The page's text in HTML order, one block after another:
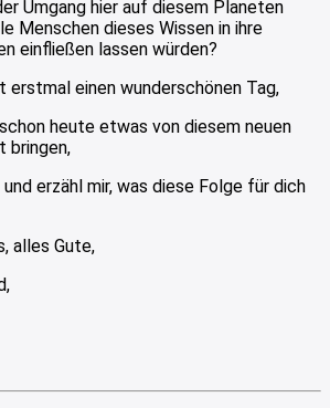
Umgang hier auf diesem Planeten
Menschen dieses Wissen in ihre
einfließen lassen würden?
erstmal einen wunderschönen Tag,
heute etwas von diesem neuen
bringen,
erzähl mir, was diese Folge für dich
alles Gute,